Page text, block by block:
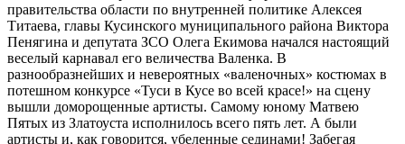
правительства области по внутренней политике Алексея
Титаева, главы Кусинского муниципального района Виктора
Пенягина и депутата ЗСО Олега Екимова начался настоящий
веселый карнавал его величества Валенка. В
разнообразнейших и невероятных «валеночных» костюмах в
потешном конкурсе «Туси в Кусе во всей красе!» на сцену
вышли доморощенные артисты. Самому юному Матвею
Пятых из Златоуста исполнилось всего пять лет. А были
артисты и, как говорится, убеленные сединами! Забегая